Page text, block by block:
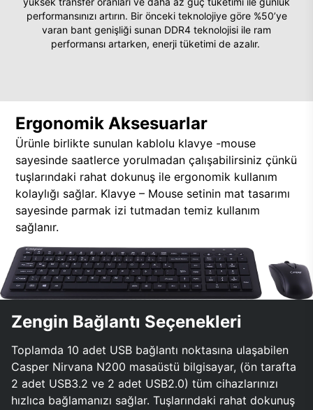
performansınızı artırın. Bir önceki teknolojiye göre %50’ye
varan bant genişliği sunan DDR4 teknolojisi ile ram
performansı artarken, enerji tüketimi de azalır.
Ergonomik Aksesuarlar
Ürünle birlikte sunulan kablolu klavye -mouse
sayesinde saatlerce yorulmadan çalışabilirsiniz çünkü
tuşlarındaki rahat dokunuş ile ergonomik kullanım
kolaylığı sağlar. Klavye – Mouse setinin mat tasarımı
sayesinde parmak izi tutmadan temiz kullanım
sağlanır.
Zengin Bağlantı Seçenekleri
Toplamda 10 adet USB bağlantı noktasına ulaşabilen
Casper Nirvana N200 masaüstü bilgisayar, (ön tarafta
2 adet USB3.2 ve 2 adet USB2.0) tüm cihazlarınızı
hızlıca bağlamanızı sağlar. Tuşlarındaki rahat dokunuş